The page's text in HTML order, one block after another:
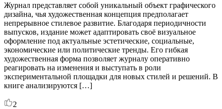
Журнал представляет собой уникальный объект графического
дизайна, чья художественная концепция предполагает
непрерывное стилевое развитие. Благодаря периодичности
выпусков, издание может адаптировать своё визуальное
оформление под актуальные эстетические, социальные,
экономические или политические тренды. Его гибкая
художественная форма позволяет журналу оперативно
реагировать на изменения и выступать в роли
экспериментальной площадки для новых стилей и решений. В
книге анализируются […]
2